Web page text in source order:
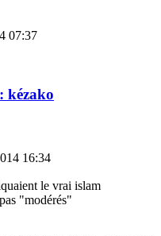
07:37
kézako
16:34
le vrai islam
"modérés"